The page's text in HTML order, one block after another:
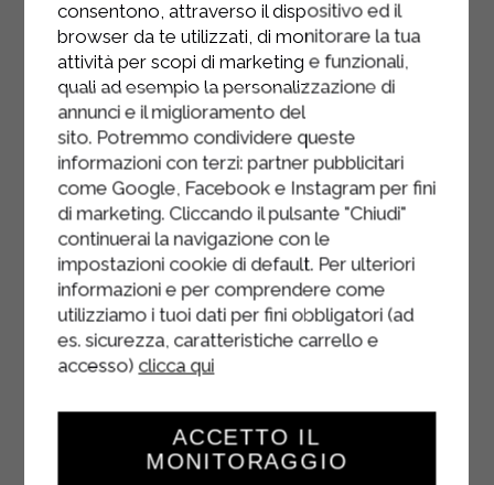
sale e il succo di limone, la panna
Sterilgarda e le uova. Il risultato
dovrà essere liscio, cremoso e
omogeneo.
Versare il composto ottenuto nella
teglia infornare per 50 minuti in forno
preriscaldato a 190°.
Lasciare intiepidire la torta in forno
per far si che non si abbassi e far
raffreddare per bene.
Far sciogliere a bagnomaria 100 g di
cioccolato fondente tritato e, con una
siringa per dolci dal beccuccio
sottile disegnare sulla cheesecake
una ragnatela.
consentono, attraverso il dispositivo ed il
browser da te utilizzati, di monitorare la tua
attività per scopi di marketing e funzionali,
quali ad esempio la personalizzazione di
annunci e il miglioramento del
sito. Potremmo condividere queste
informazioni con terzi: partner pubblicitari
come Google, Facebook e Instagram per fini
di marketing. Cliccando il pulsante "Chiudi"
continuerai la navigazione con le
impostazioni cookie di default. Per ulteriori
informazioni e per comprendere come
utilizziamo i tuoi dati per fini obbligatori (ad
es. sicurezza, caratteristiche carrello e
accesso) clicca qui
ACCETTO IL
MONITORAGGIO